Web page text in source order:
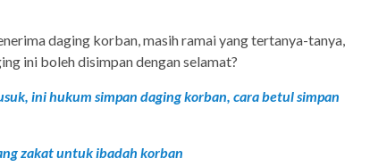
daging korban, masih ramai yang tertanya-tanya,
ini boleh disimpan dengan selamat?
ini hukum simpan daging korban, cara betul simpan
zakat untuk ibadah korban